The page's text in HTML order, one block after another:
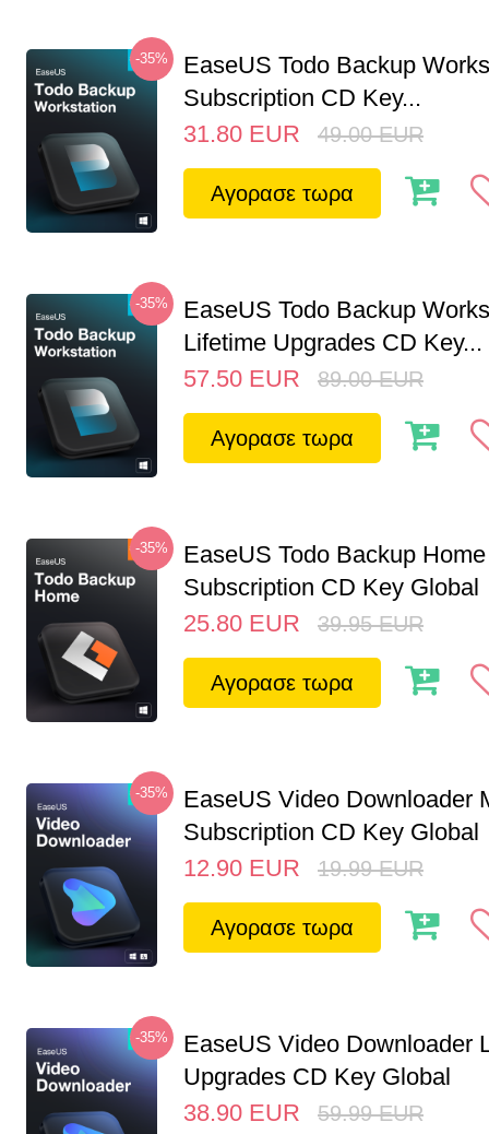
-35%
EaseUS Todo Backup
Subscription CD Key...
31.80 EUR 49.00 EUR
Αγορασε τωρα
-35%
EaseUS Todo Backup
Lifetime Upgrades CD Key...
57.50 EUR 89.00 EUR
Αγορασε τωρα
-35%
EaseUS Todo Backup
Subscription CD Key Global
25.80 EUR 39.95 EUR
Αγορασε τωρα
-35%
EaseUS Video Downloader
Subscription CD Key Global
12.90 EUR 19.99 EUR
Αγορασε τωρα
-35%
EaseUS Video Downloader
Upgrades CD Key Global
38.90 EUR 59.99 EUR